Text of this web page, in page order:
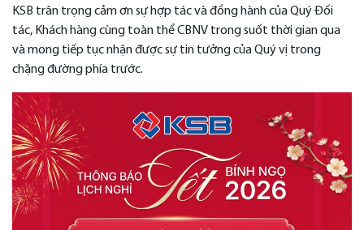
KSB trân trọng cảm ơn sự hợp tác và đồng hành của Quý Đối
tác, Khách hàng cùng toàn thể CBNV trong suốt thời gian qua
và mong tiếp tục nhận được sự tin tưởng của Quý vị trong
chặng đường phía trước.